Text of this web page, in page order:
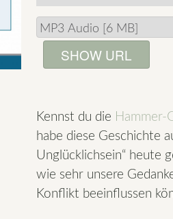
SHOW URL
Kennst du die Hammer-
habe diese Geschichte
Unglücklichsein“ heute
wie sehr unsere
Konflikt beeinflussen